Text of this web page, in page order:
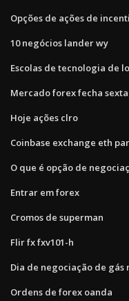
Opções de ações de
10 negócios lander wy
Escolas de tecnologia de
Mercado forex fecha
Hoje ações clro
Coinbase exchange eth
O que é opção de
Entrar em forex
Cromos de superman
Flir fx fxv101-h
Dia de negociação de gás
Ordens de forex oanda